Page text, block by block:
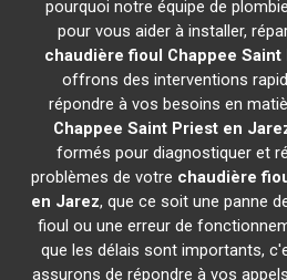
pourquoi notre équipe de
pour vous aider à installer,
chaudière fioul Chappee Saint
offrons des interventions
répondre à vos besoins en
Chappee Saint Priest en
formés pour diagnostiquer et
problèmes de votre chaudière
en Jarez, que ce soit une panne
fioul ou une erreur de
que les délais sont importants,
assurons de répondre à vos